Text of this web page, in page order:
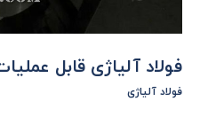
فولاد آلياژی قابل
فولاد آلیاژی